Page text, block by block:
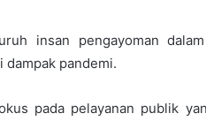
insan pengayoman
dampak pandemi.
pada pelayanan publik